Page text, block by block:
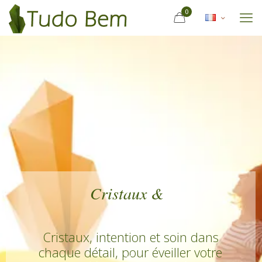
0
Cent
Cristaux, intention et soin dans
chaque détail, pour éveiller votre